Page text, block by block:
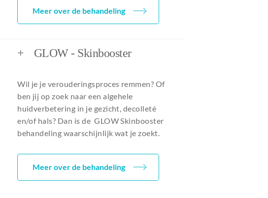
Meer over de behandeling
+ GLOW - Skinbooster
Wil je je verouderingsproces remmen? Of
ben jij op zoek naar een algehele
huidverbetering in je gezicht, decolleté
en/of hals? Dan is de GLOW Skinbooster
behandeling waarschijnlijk wat je zoekt.
Meer over de behandeling